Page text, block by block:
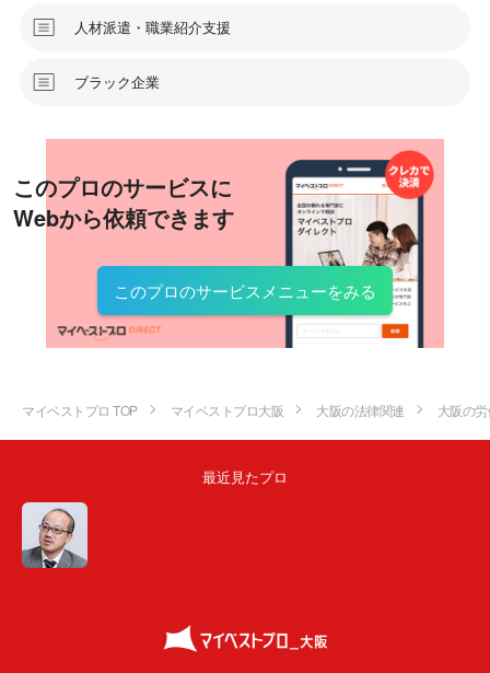
人材派遣・職業紹介支援
ブラック企業
このプロのサービスに
Webから依頼できます
このプロのサービスメニューをみる
マイベストプロ TOP マイベストプロ大阪 大阪の法律関連 大阪の
最近見たプロ